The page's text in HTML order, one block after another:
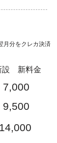
月分をクレカ決済
設 新料金
7,000
9,500
14,000